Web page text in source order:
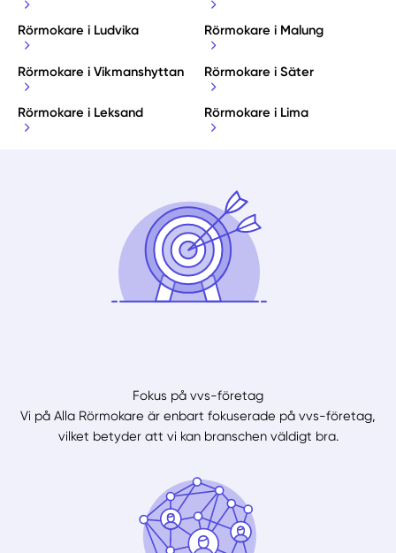
Rörmokare i Ludvika Rörmokare i Malung
Rörmokare i Vikmanshyttan Rörmokare i Säter
Rörmokare i Leksand Rörmokare i Lima
Fokus på vvs-företag
Vi på Alla Rörmokare är enbart fokuserade på vvs-företag,
vilket betyder att vi kan branschen väldigt bra.